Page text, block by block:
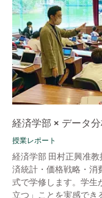
経済学部 × データ
授業レポート
経済学部 田村正興准
済統計・価格戦略・消
式で学修します。学生
立つ」ことを実感できる